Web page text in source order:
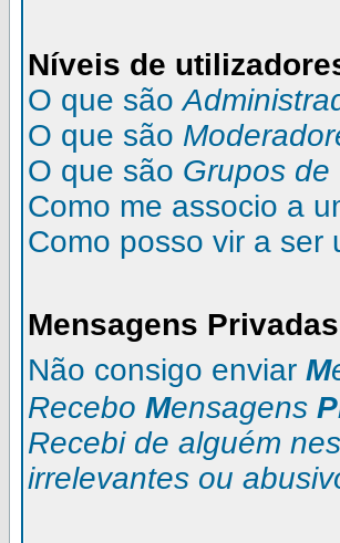
Níveis de
O que são
O que são
O que são Grupos de
Como me associo a
Como posso vir a ser
Mensagens Privadas
Não consigo enviar M
Recebo Mensagens P
Recebi de alguém
irrelevantes ou